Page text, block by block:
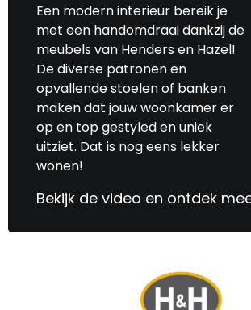
Een modern interieur bereik je
met een handomdraai dankzij de
meubels van Henders en Hazel!
De diverse patronen en
opvallende stoelen of banken
maken dat jouw woonkamer er
op en top gestyled en uniek
uitziet. Dat is nog eens lekker
wonen!
Bekijk de video en ontdek